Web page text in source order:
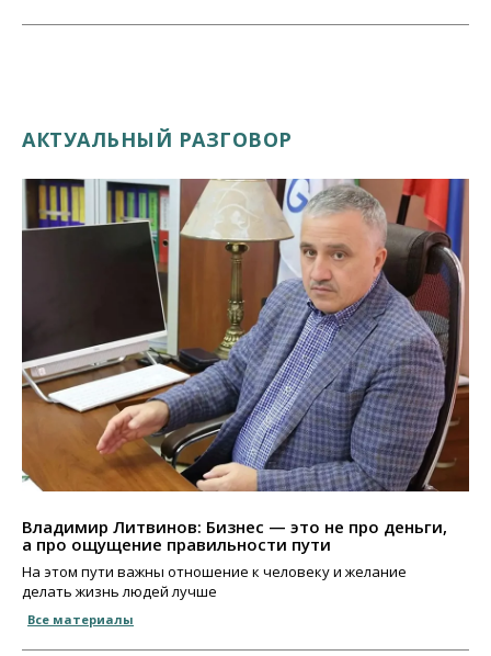
АКТУАЛЬНЫЙ РАЗГОВОР
Владимир Литвинов: Бизнес — это не про деньги,
а про ощущение правильности пути
На этом пути важны отношение к человеку и желание
делать жизнь людей лучше
Все материалы